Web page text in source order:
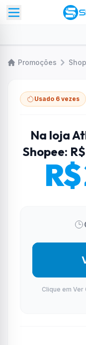
Promoções
Usado 6 vezes
Na loja
Shopee:
Clique em